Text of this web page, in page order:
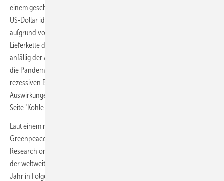
einem geschätzten Investitionsvolumen von insgesamt 21 Milliarden
US-Dollar identifiziert, an denen der Bau von Kohlekraftwerken
aufgrund von Unterbrechungen der COVID-19-Arbeitskräfte und der
Lieferkette derzeit auf Eis liegt. Diese Unterbrechungen zeigen, wie
anfällig der Ausbau der weltweiten Kohleflotte für Störungen durch
die Pandemie ist, da die Überkapazitätsprobleme durch die
rezessiven Bedingungen noch verschärft werden. Einzelheiten zu den
Auswirkungen von COVID-19 auf den Kohlesektor sind auf der Wiki-
Seite "Kohle und Coronavirus" zu finden.
Laut einem neuen Bericht, der von Global Energy Monitor,
Greenpeace International, dem Sierra Club und dem Centre for
Research on Energy and Clean Air veröffentlicht wurde, ist die Zahl
der weltweit im Bau befindlichen Kohlekraftwerke 2019 das vierte
Jahr in Folge stark zurückgegangen.